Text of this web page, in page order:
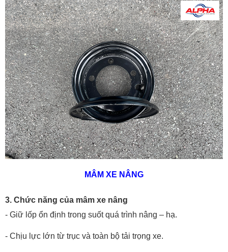
MÂM XE NÂNG
3. Chức năng của mâm xe nâng
- Giữ lốp ổn định trong suốt quá trình nâng – hạ.
- Chịu lực lớn từ trục và toàn bộ tải trọng xe.